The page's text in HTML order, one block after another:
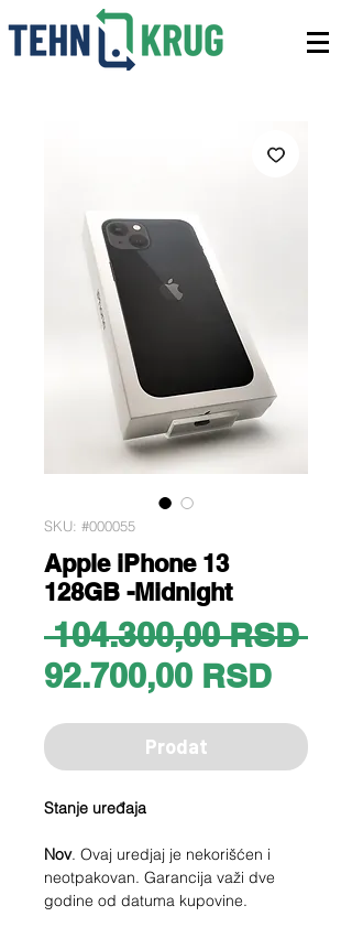
SKU: #000055
Apple iPhone 13
128GB -Midnight
104.300,00 RSD
92.700,00 RSDSale
Price
Prodat
Stanje uređaja
Nov. Ovaj uredjaj je nekorišćen i
neotpakovan. Garancija važi dve
godine od datuma kupovine.